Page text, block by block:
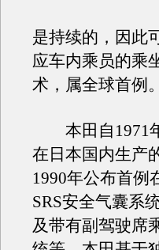
是持续的，因此
应车内乘员的乘
术，属全球首例。
本田自1971年
在日本国内生产
1990年公布首例
SRS安全气囊系
及带有副驾驶席